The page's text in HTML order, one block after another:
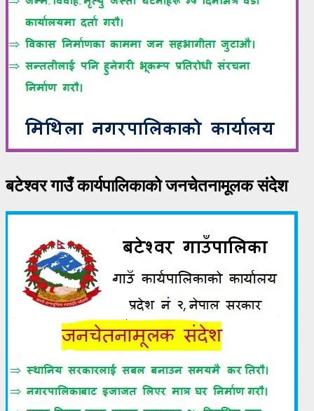
बटेश्वर गाउँ कार्यपालिकाको जनचेतनामूलक संदेश